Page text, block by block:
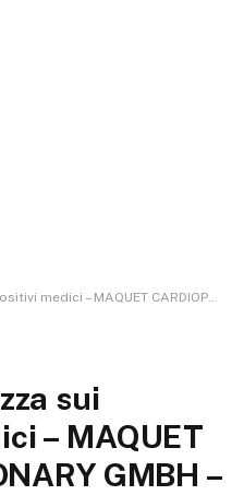
CARDIOPULMONARY GMBH – QUADROX
sui
– MAQUET
GMBH –